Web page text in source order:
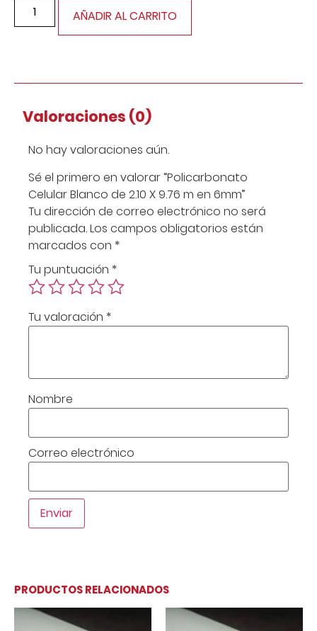
AÑADIR AL CARRITO
Valoraciones (0)
No hay valoraciones aún.
Sé el primero en valorar “Policarbonato
Celular Blanco de 2.10 X 9.76 m en 6mm”
Tu dirección de correo electrónico no será
publicada.Los campos obligatorios están
marcados con *
Tu puntuación *
Tu valoración *
Nombre
Correo electrónico
PRODUCTOS RELACIONADOS